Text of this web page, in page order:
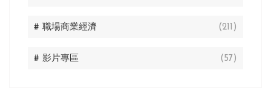
# 職場商業經濟 (211)
# 影片專區 (57)